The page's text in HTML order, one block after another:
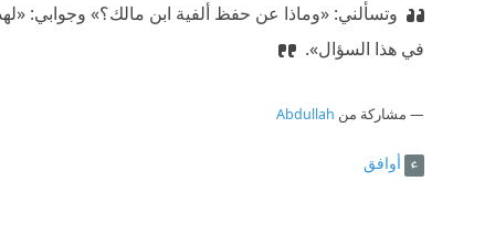
وتسألني: «وماذا عن حفظ ألفية ابن مالك؟» وجوابي:
في هذا السؤال».
مشاركة من Abdullah
أوافق